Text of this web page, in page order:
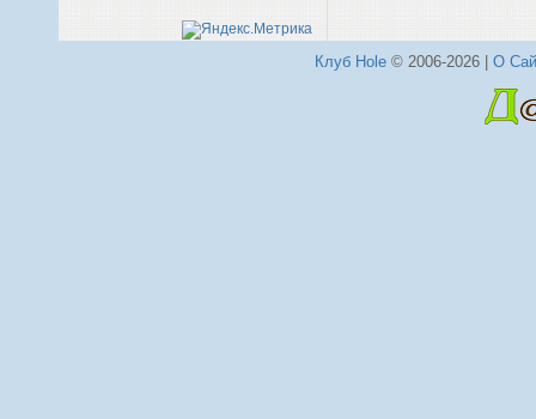
Клуб Hole© 2006-2026 | О